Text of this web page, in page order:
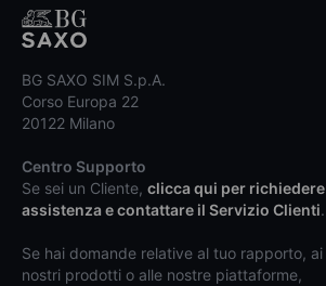
BG SAXO SIM S.p.A.
Corso Europa 22
20122 Milano
Centro Supporto
Se sei un Cliente, clicca qui per richiedere
assistenza e contattare il Servizio Clienti.
Se hai domande relative al tuo rapporto, ai
nostri prodotti o alle nostre piattaforme,